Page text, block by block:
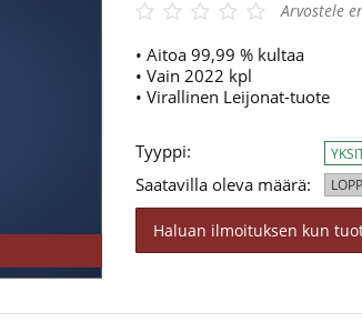
Arvostele
• Aitoa 99,99 % kultaa
• Vain 2022 kpl
• Virallinen Leijonat-tuote
Tyyppi:
Saatavilla oleva määrä:
Haluan ilmoituksen kun